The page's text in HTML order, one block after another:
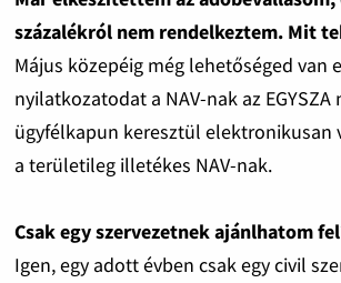
százalékról nem rendelkeztem. Mit
Május közepéig még lehetőséged van
nyilatkozatodat a NAV-nak az
ügyfélkapun keresztül elektronikusan
a területileg illetékes NAV-nak.
Csak egy szervezetnek ajánlhatom
Igen, egy adott évben csak egy civil